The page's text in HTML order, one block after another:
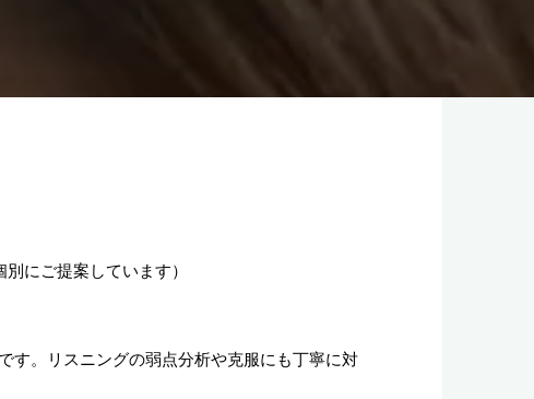
にご提案しています）
す。リスニングの弱点分析や克服にも丁寧に対